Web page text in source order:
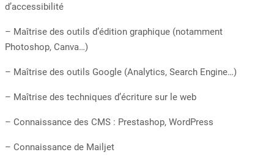
d’accessibilité
– Maîtrise des outils d’édition graphique (notamment
Photoshop, Canva…)
– Maîtrise des outils Google (Analytics, Search Engine…)
– Maîtrise des techniques d’écriture sur le web
– Connaissance des CMS : Prestashop, WordPress
– Connaissance de Mailjet